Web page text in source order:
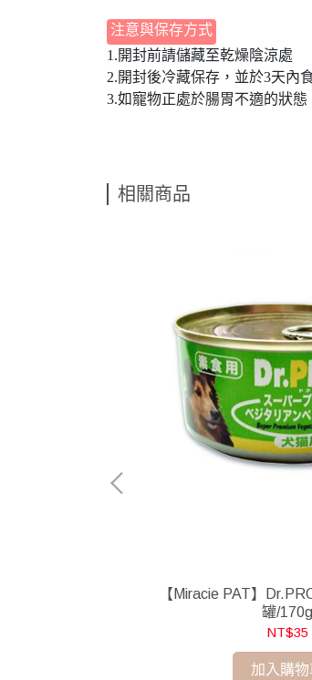
注意與保存方式
1.開封前請儲藏至乾燥陰涼處
2.開封後冷藏保存，並於3天內
3.如寵物正處於腸胃不適的狀態
相關商品
【Miracie PAT】
罐/170g
NT$35
加入購物